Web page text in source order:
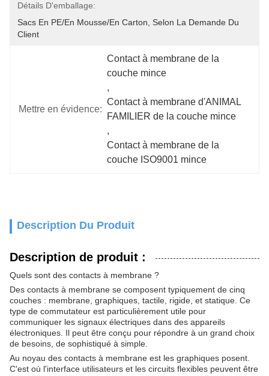
Détails D'emballage:
Sacs En PE/en Mousse/en Carton, Selon La Demande Du
Client
Mettre en évidence:
Contact à membrane de la
couche mince
,
Contact à membrane d'ANIMAL
FAMILIER de la couche mince
,
Contact à membrane de la
couche ISO9001 mince
Description Du Produit
Description de produit :
Quels sont des contacts à membrane ?
Des contacts à membrane se composent typiquement de cinq
couches : membrane, graphiques, tactile, rigide, et statique. Ce
type de commutateur est particulièrement utile pour
communiquer les signaux électriques dans des appareils
électroniques. Il peut être conçu pour répondre à un grand choix
de besoins, de sophistiqué à simple.
Au noyau des contacts à membrane est les graphiques posent.
C'est où l'interface utilisateurs et les circuits flexibles peuvent être